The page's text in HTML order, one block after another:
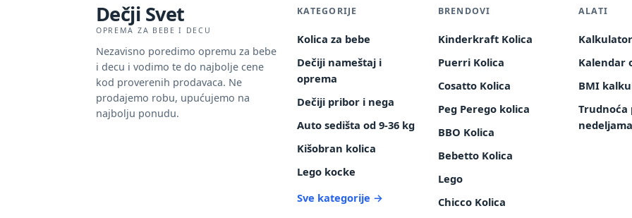
Dečji Svet
OPREMA ZA BEBE I DECU
Nezavisno poredimo opremu za bebe
i decu i vodimo te do najbolje cene
kod proverenih prodavaca. Ne
prodajemo robu, upućujemo na
najbolju ponudu.
KATEGORIJE
Kolica za bebe
Dečiji nameštaj i
oprema
Dečiji pribor i nega
Auto sedišta od 9-36 kg
Kišobran kolica
Lego kocke
Sve kategorije →
BRENDOVI
Kinderkraft Kolica
Puerri Kolica
Cosatto Kolica
Peg Perego kolica
BBO Kolica
Bebetto Kolica
Lego
Chicco Kolica
ALATI
Kalendar
BMI
Trudnoća
nedeljama